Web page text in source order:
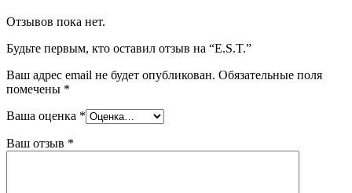
Отзывов пока нет.
Будьте первым, кто оставил отзыв на “E.S.T.”
Ваш адрес email не будет опубликован. Обязательные поля
помечены *
Ваша оценка *
Ваш отзыв *